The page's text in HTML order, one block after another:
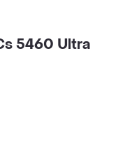
5460 Ultra